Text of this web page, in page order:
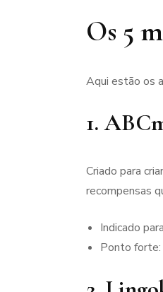
Os 5
Aqui estão os
1.
Criado para
recompensas
Indicado
Ponto forte: